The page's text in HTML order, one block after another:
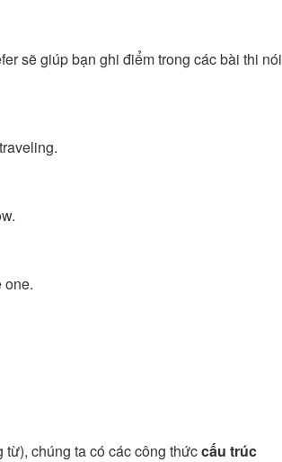
sẽ giúp bạn ghi điểm trong các bài thi nói
one.
chúng ta có các công thứccấu trúc